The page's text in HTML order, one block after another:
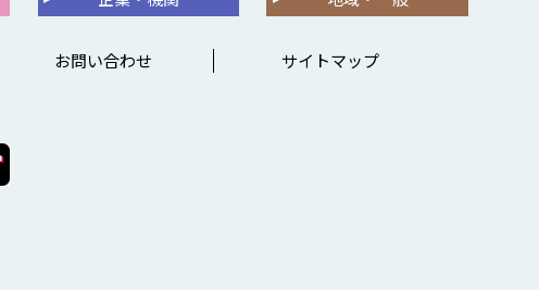
お問い合わせ サイトマップ